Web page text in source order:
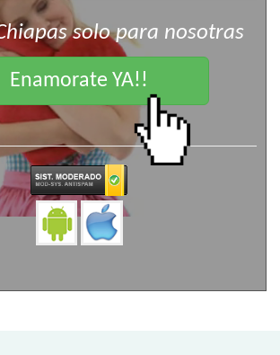
solo para nosotras
Enamorate YA!!